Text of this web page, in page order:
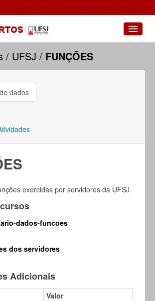
UFSJ FUNÇÕES
dados
exercidas por servidores da UFSJ
dados-funcoes
dos servidores
Adicionais
Valor